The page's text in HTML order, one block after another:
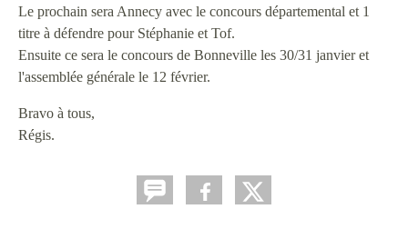
Le prochain sera Annecy avec le concours départemental et 1
titre à défendre pour Stéphanie et Tof.
Ensuite ce sera le concours de Bonneville les 30/31 janvier et
l'assemblée générale le 12 février.
Bravo à tous,
Régis.